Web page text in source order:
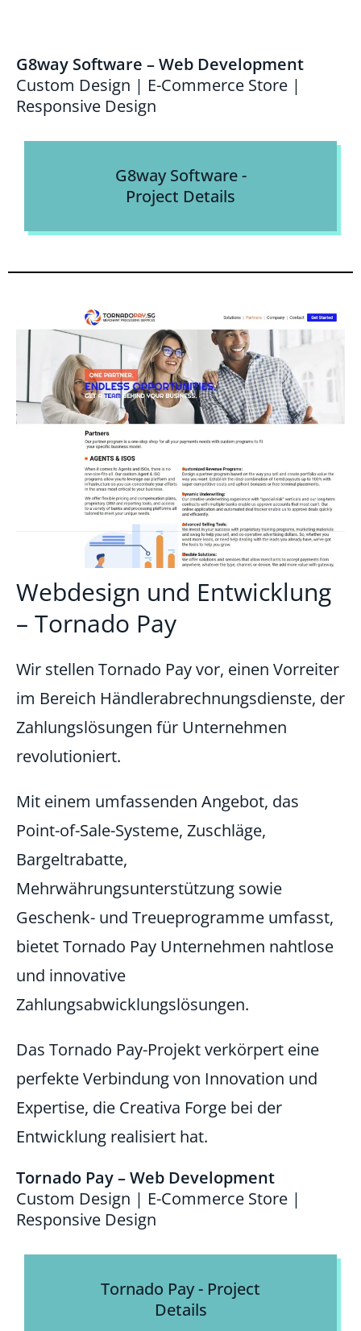
G8way Software – Web Development
Custom Design | E-Commerce Store |
Responsive Design
G8way Software -
Project Details
Webdesign und Entwicklung
– Tornado Pay
Wir stellen Tornado Pay vor, einen Vorreiter
im Bereich Händlerabrechnungsdienste, der
Zahlungslösungen für Unternehmen
revolutioniert.
Mit einem umfassenden Angebot, das
Point-of-Sale-Systeme, Zuschläge,
Bargeltrabatte,
Mehrwährungsunterstützung sowie
Geschenk- und Treueprogramme umfasst,
bietet Tornado Pay Unternehmen nahtlose
und innovative
Zahlungsabwicklungslösungen.
Das Tornado Pay-Projekt verkörpert eine
perfekte Verbindung von Innovation und
Expertise, die Creativa Forge bei der
Entwicklung realisiert hat.
Tornado Pay – Web Development
Custom Design | E-Commerce Store |
Responsive Design
Tornado Pay - Project
Details